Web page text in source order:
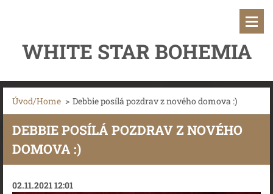
WHITE STAR BOHEMIA
Úvod/Home > Debbie posílá pozdrav z nového domova :)
DEBBIE POSÍLÁ POZDRAV Z NOVÉHO
DOMOVA :)
02.11.2021 12:01